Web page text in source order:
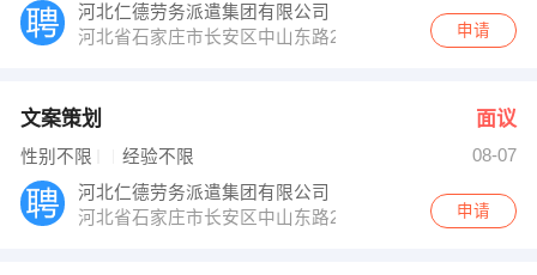
河北仁德劳务派遣集团有限公司
河北省石家庄市长安区中山东路265号汇景国际2-1-1505
申请
文案策划 面议
性别不限 经验不限
08-07
河北仁德劳务派遣集团有限公司
河北省石家庄市长安区中山东路265号汇景国际2-1-1505
申请